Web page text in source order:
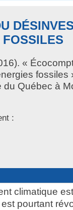
«
fossiles
Québec à
:
climatique
pourtant